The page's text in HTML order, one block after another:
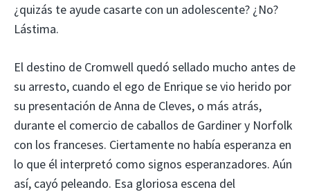
¿quizás te ayude casarte con un adolescente? ¿No?
Lástima.
El destino de Cromwell quedó sellado mucho antes de
su arresto, cuando el ego de Enrique se vio herido por
su presentación de Anna de Cleves, o más atrás,
durante el comercio de caballos de Gardiner y Norfolk
con los franceses. Ciertamente no había esperanza en
lo que él interpretó como signos esperanzadores. Aún
así, cayó peleando. Esa gloriosa escena del